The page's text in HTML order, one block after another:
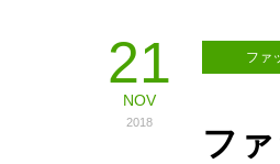
21
NOV
2018
ファ
フ